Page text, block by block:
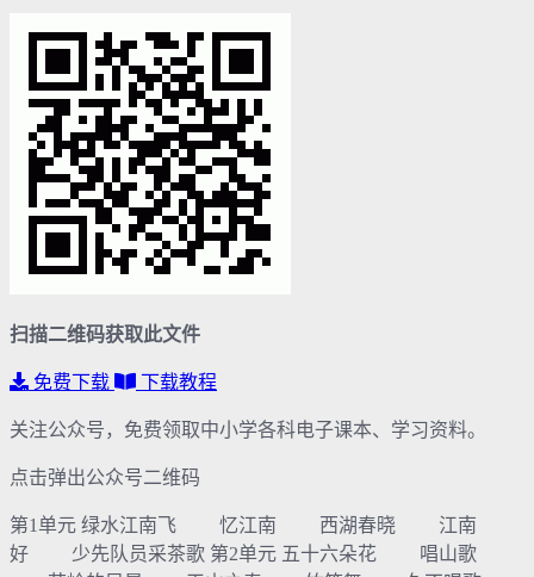
扫描二维码获取此文件
免费下载 下载教程
关注公众号，免费领取中小学各科电子课本、学习资料。
点击弹出公众号二维码
第1单元 绿水江南飞 忆江南 西湖春晓 江南
好 少先队员采茶歌 第2单元 五十六朵花 唱山歌